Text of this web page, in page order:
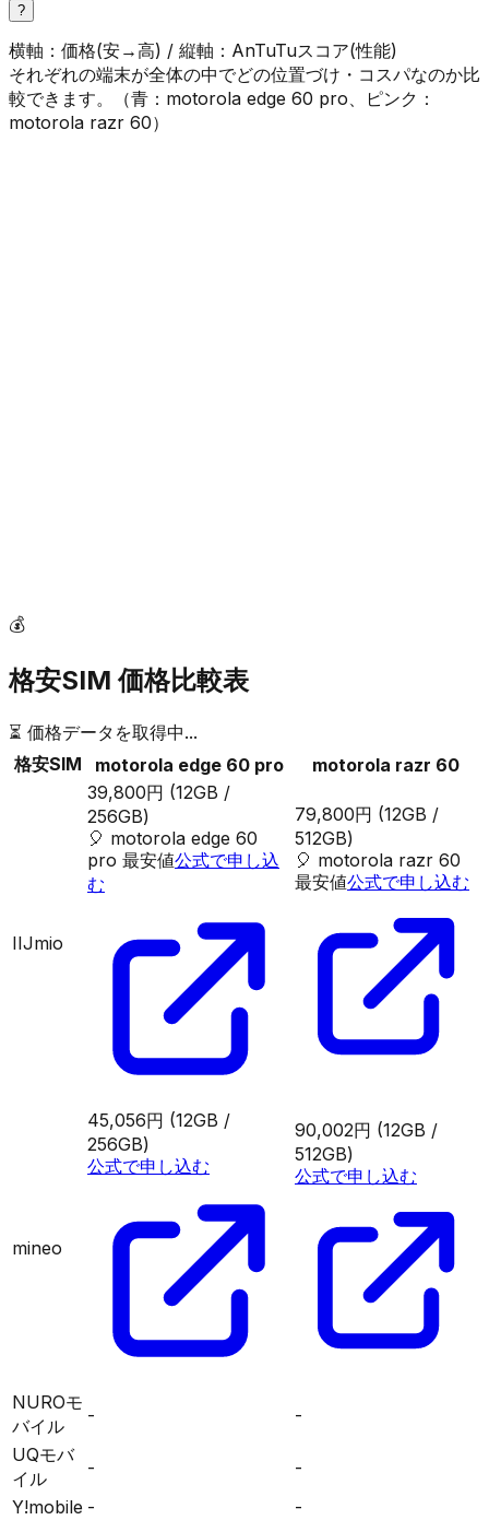
?
横軸：価格(安→高) / 縦軸：AnTuTuスコア(性能)
それぞれの端末が全体の中でどの位置づけ・コスパなのか比
較できます。（青 ： motorola edge 60 pro ピンク ：
motorola razr 60）
💰
格安SIM 価格比較表
⏳ 価格データを取得中...
格安SIM
motorola edge 60 pro motorola razr 60
IIJmio
39,800円 (12GB /
256GB)
🎈 motorola edge 60
pro 最安値公式で申し込
む
79,800円 (12GB /
512GB)
🎈 motorola razr 60
最安値公式で申し込む
mineo
45,056円 (12GB /
256GB)
公式で申し込む
90,002円 (12GB /
512GB)
公式で申し込む
NUROモ
バイル
-
-
UQモバ
イル
-
-
Y!mobile -
-